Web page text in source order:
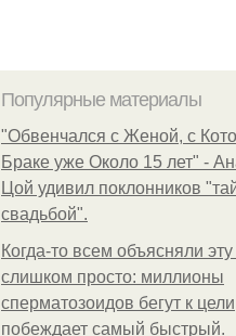
Популярные материалы
"Обвенчался с Женой, с
Браке уже Около 15 лет" -
Цой удивил поклонников
свадьбой".
Когда-то всем объясняли
слишком просто: миллионы
сперматозоидов бегут к
побеждает самый быстрый.